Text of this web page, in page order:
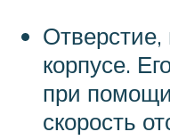
Отверстие,
корпусе.
при
скорость